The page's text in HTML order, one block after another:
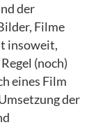
der
Filme
insoweit,
(noch)
eines Film
der